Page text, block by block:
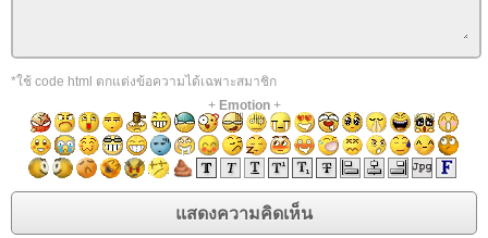
*ใช้ code html ตกแต่งข้อความได้เฉพาะสมาชิก
+ Emotion+